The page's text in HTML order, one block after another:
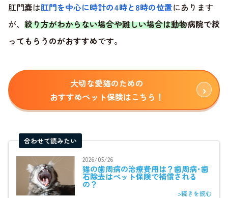
肛門嚢は肛門を中心に時計の4時と8時の位置にあります
が、 絞り方がわからない場合や難しい場合は動物病院で絞
ってもらうのがおすすめです。
大切な愛猫のための
おすすめペット保険はこちら！
合わせて読みたい
2026/05/26
猫の歯周病の治療費用は？歯周病･歯
石除去はペット保険で補償される
の？
>続きを読む